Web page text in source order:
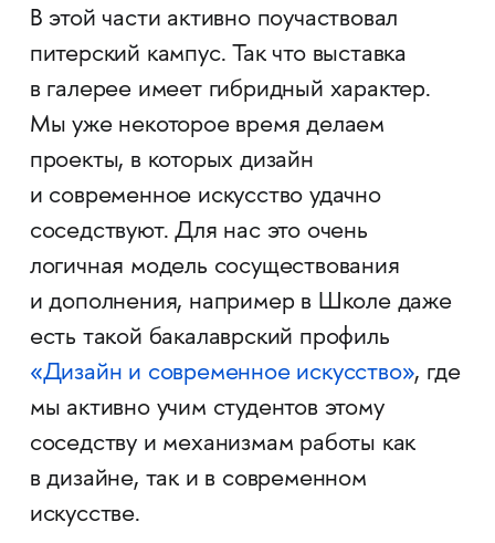
В этой части активно поучаствовал
питерский кампус. Так что выставка
в галерее имеет гибридный характер.
Мы уже некоторое время делаем
проекты, в которых дизайн
и современное искусство удачно
соседствуют. Для нас это очень
логичная модель сосуществования
и дополнения, например в Школе даже
есть такой бакалаврский профиль
«Дизайн и современное искусство», где
мы активно учим студентов этому
соседству и механизмам работы как
в дизайне, так и в современном
искусстве.